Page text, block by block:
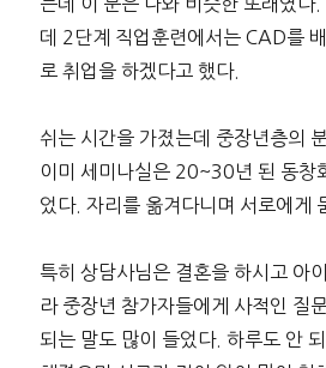
데 2단계 직업훈련에서는 CAD를
로 취업을 하겠다고 했다.
쉬는 시간을 가졌는데 중장년층의
이미 세미나실은 20~30년 된 동창
었다. 자리를 옮겨다니며 서로에게
특히 상담사님은 결혼을 하시고 아
라 중장년 참가자들에게 사적인 질
되는 말도 많이 들었다. 하루도 안